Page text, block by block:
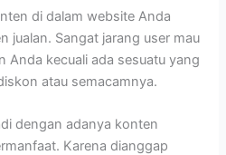
di dalam website Anda
jualan. Sangat jarang user mau
Anda kecuali ada sesuatu yang
atau semacamnya.
dengan adanya konten
Karena dianggap